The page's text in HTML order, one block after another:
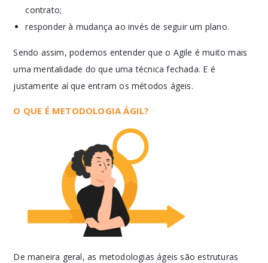
contrato;
responder à mudança ao invés de seguir um plano.
Sendo assim, podemos entender que o Agile é muito mais
uma mentalidade do que uma técnica fechada. E é
justamente aí que entram os métodos ágeis.
O QUE É METODOLOGIA ÁGIL?
De maneira geral, as metodologias ágeis são estruturas